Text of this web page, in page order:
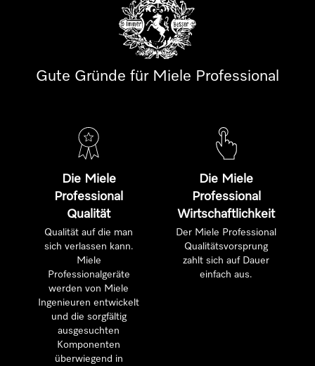
Gute Gründe für Miele Professional
Die Miele
Professional
Qualität
Qualität auf die man
sich verlassen kann.
Miele
Professionalgeräte
werden von Miele
Ingenieuren entwickelt
und die sorgfältig
ausgesuchten
Komponenten
überwiegend in
Die Miele
Professional
Wirtschaftlichkeit
Der Miele Professional
Qualitätsvorsprung
zahlt sich auf Dauer
einfach aus.